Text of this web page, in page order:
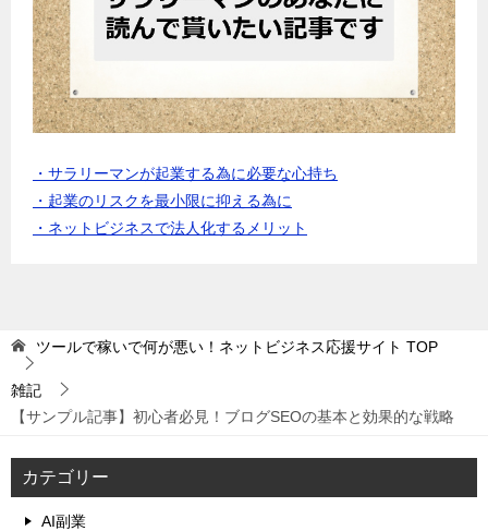
・サラリーマンが起業する為に必要な心持ち
・起業のリスクを最小限に抑える為に
・ネットビジネスで法人化するメリット
ツールで稼いで何が悪い！ネットビジネス応援サイト TOP
雑記
【サンプル記事】初心者必見！ブログSEOの基本と効果的な戦略
カテゴリー
AI副業